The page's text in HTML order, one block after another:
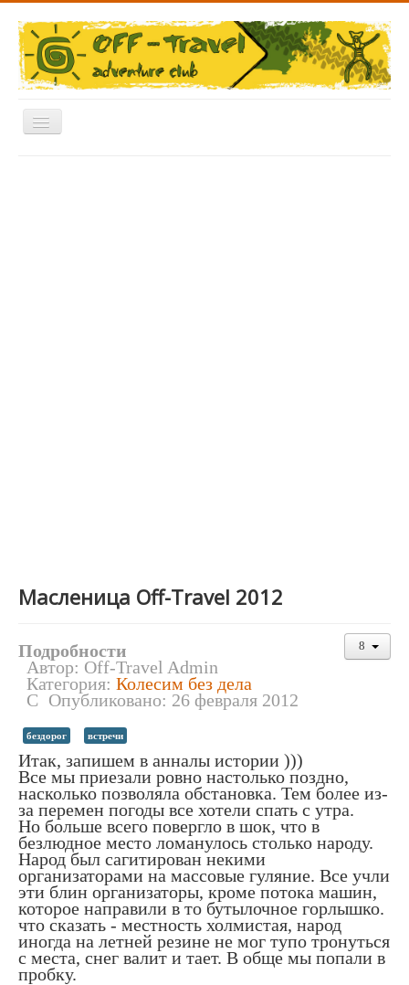
Включить/
Масленица Off-Travel 2012
Подробности
Автор: Off-Travel Admin
Категория: Колесим без дела
Опубликовано: 26 февраля 2012
бездорог встречи
Итак, запишем в анналы истории )))
Все мы приезали ровно настолько поздно,
насколько позволяла обстановка. Тем более из-
за перемен погоды все хотели спать с утра.
Но больше всего повергло в шок, что в
безлюдное место ломанулось столько народу.
Народ был сагитирован некими
организаторами на массовые гуляние. Все учли
эти блин организаторы, кроме потока машин,
которое направили в то бутылочное горлышко.
что сказать - местность холмистая, народ
иногда на летней резине не мог тупо тронуться
с места, снег валит и тает. В обще мы попали в
пробку.